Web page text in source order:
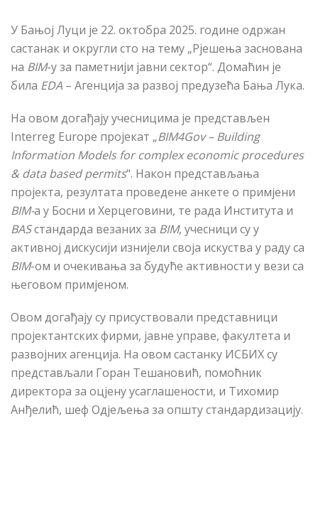
У Бањој Луци је 22. октобра 2025. године одржан
састанак и округли сто на тему „Рјешења заснована
на BIM-у за паметнији јавни сектор“. Домаћин је
била EDA – Агенција за развој предузећа Бања Лука.
На овом догађају учесницима је представљен
Interreg Europe пројекат „BIM4Gov – Building
Information Models for complex economic procedures
& data based permits“. Након представљања
пројекта, резултата проведене анкете о примјени
BIM-а у Босни и Херцеговини, те рада Института и
BASстандарда везаних за BIM, учесници су у
активној дискусији изнијели своја искуства у раду са
BIM-ом и очекивања за будуће активности у вези са
његовом примјеном.
Овом догађају су присуствовали представници
пројектантских фирми, јавне управе, факултета и
развојних агенција. На овом састанку ИСБИХ су
представљали Горан Тешановић, помоћник
директора за оцјену усаглашености, и Тихомир
Анђелић, шеф Одјељења за општу стандардизацију.